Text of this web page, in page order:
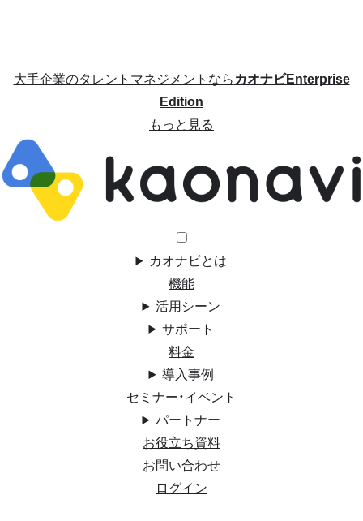
大手企業のタレントマネジメントならカオナビEnterprise
Edition
もっと見る
カオナビとは
機能
活用シーン
サポート
料金
導入事例
セミナー・イベント
パートナー
お役立ち資料
お問い合わせ
ログイン